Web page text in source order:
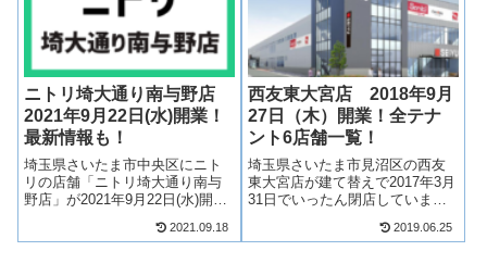
開発事業につい...
ニトリ埼大通り南与野店
2021年9月22日(水)開業！
最新情報も！
埼玉県さいたま市中央区にニト
リの店舗「ニトリ埼大通り南与
野店」が2021年9月22日(水)開
店舗となります！そんな、ニト
2021.09.18
西友東大宮店 2018年9月
27日（木）開業！全テナ
ント6店舗一覧！
埼玉県さいたま市見沼区の西友
東大宮店が建て替えで2017年3月
31日でいったん閉店しています
（木）に再び開業します！テナ
2019.06.25